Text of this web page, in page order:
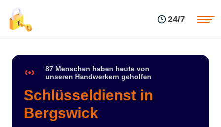
24/7
87 Menschen haben heute von
unseren Handwerkern geholfen
Schlüsseldienst in
Bergswick